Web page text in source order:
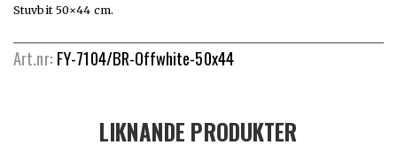
Stuvbit 50×44 cm.
Art.nr: FY-7104/BR-Offwhite-50x44
LIKNANDE PRODUKTER